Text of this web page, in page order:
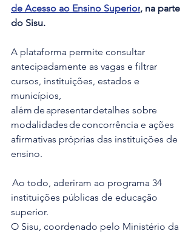
de Acesso ao Ensino Superior, na parte
do Sisu.
A plataforma permite consultar
antecipadamente as vagas e filtrar
cursos, instituições, estados e
municípios,
além de apresentar detalhes sobre
modalidades de concorrência e ações
afirmativas próprias das instituições de
ensino.
Ao todo, aderiram ao programa 34
instituições públicas de educação
superior.
O Sisu, coordenado pelo Ministério da